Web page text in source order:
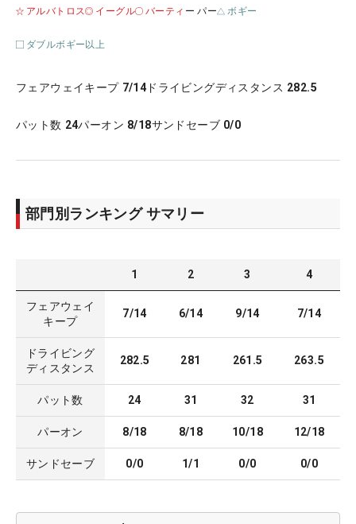
アルバトロス イーグル バーティ ー パー ボギー
ダブルボギー以上
フェアウェイキープ 7/14 ドライビングディスタンス 282.5
パット数 24パーオン 8/18サンドセーブ 0/0
部門別ランキング サマリー
1 2 3 4
フェアウェイ
キープ
7/14 6/14 9/14 7/14
ドライビング
ディスタンス
282.5 281 261.5 263.5
パット数 24 31 32 31
パーオン 8/18 8/18 10/18 12/18
サンドセーブ 0/0 1/1 0/0 0/0